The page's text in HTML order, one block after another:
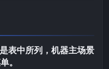
表中所列，机器主场景
。